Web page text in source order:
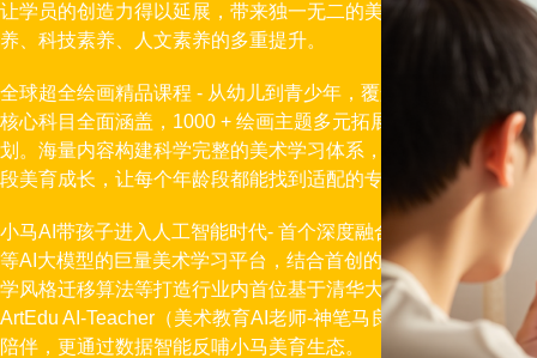
让学员的创造力得以延展，带来独一无二的美术学习新体验，
养、科技素养、人文素养的多重提升。
全球超全绘画精品课程 - 从幼儿到青少年，覆盖全年龄段美术
核心科目全面涵盖，1000 + 绘画主题多元拓展，10000 + 精品
划。海量内容构建科学完整的美术学习体系，满足孩子从启蒙
段美育成长，让每个年龄段都能找到适配的专业绘画课程！
小马AI带孩子进入人工智能时代- 首个深度融合DeepSeek、腾
等AI大模型的巨量美术学习平台，结合首创的教育认知图谱技
学风格迁移算法等打造行业内首位基于清华大学美术学院专业
ArtEdu AI-Teacher（美术教育AI老师-神笔马良AI）让学员获得
陪伴，更通过数据智能反哺小马美育生态。